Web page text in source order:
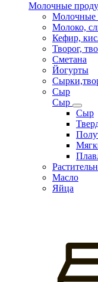
Молочные
Молочные
Молоко,
Кефир,
Творог,
Сметана
Йогурты
Сыр
Сыр
Сыр
Масло
Яйца